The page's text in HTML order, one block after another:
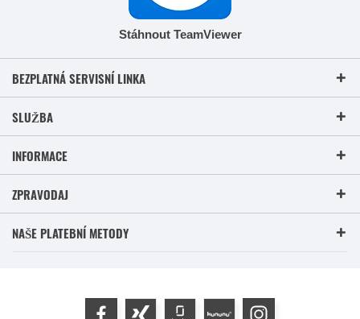
Stáhnout TeamViewer
BEZPLATNÁ SERVISNÍ LINKA
SLUŽBA
INFORMACE
ZPRAVODAJ
NAŠE PLATEBNÍ METODY